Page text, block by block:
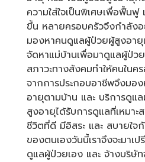
ความใส่ใจเป็นพิเศษเพื่อฟื้น
ขึ้น หลายครอบครัวจึงกำลัง
มองหาคนดูแลผู้ป่วยผู้สูงอายุ
จัดหาแม่บ้านเพื่อมาดูแลผู้ป่ว
สภาวะทางสังคมทำให้คนในค
จากการประกอบอาชีพจึงมอ
อายุตามบ้าน และ บริการดูแ
สูงอายุได้รับการดูแลที่เหมา
ชีวิตที่ดี มีอิสระ และ สบายใจ
ของตนเองวันนี้เราจึงจะมาเ
ดูแลผู้ป่วยเอง และ จ้างบริษั